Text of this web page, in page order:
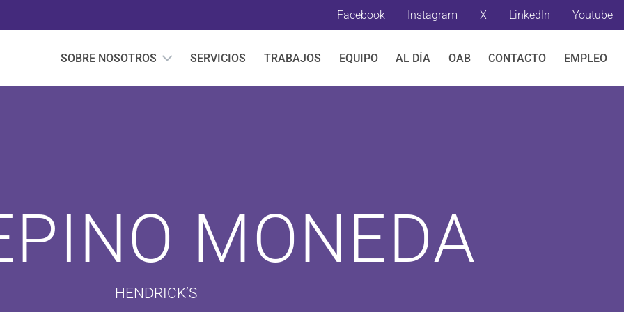
Facebook Instagram X LinkedIn Youtube
SOBRE NOSOTROS SERVICIOS TRABAJOS EQUIPO AL DÍA OAB CONTACTO EMPLEO
MONEDA
HENDRICK’S